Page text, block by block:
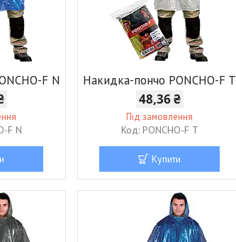
F N
F N
Накидка-пончо PONCHO-F T
48,36 ₴
Під замовлення
PONCHO-F T
Купити